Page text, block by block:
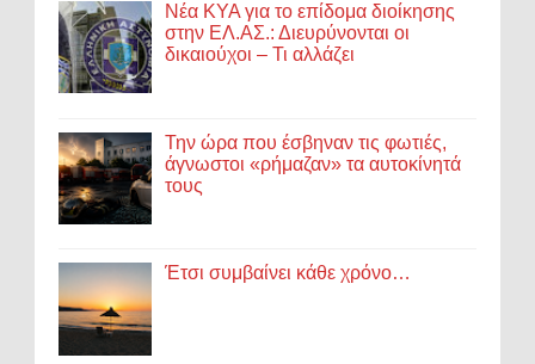
Νέα ΚΥΑ για το επίδομα διοίκησης
στην ΕΛ.ΑΣ.: Διευρύνονται οι
δικαιούχοι – Τι αλλάζει
Την ώρα που έσβηναν τις φωτιές,
άγνωστοι «ρήμαζαν» τα αυτοκίνητά
τους
Έτσι συμβαίνει κάθε χρόνο…